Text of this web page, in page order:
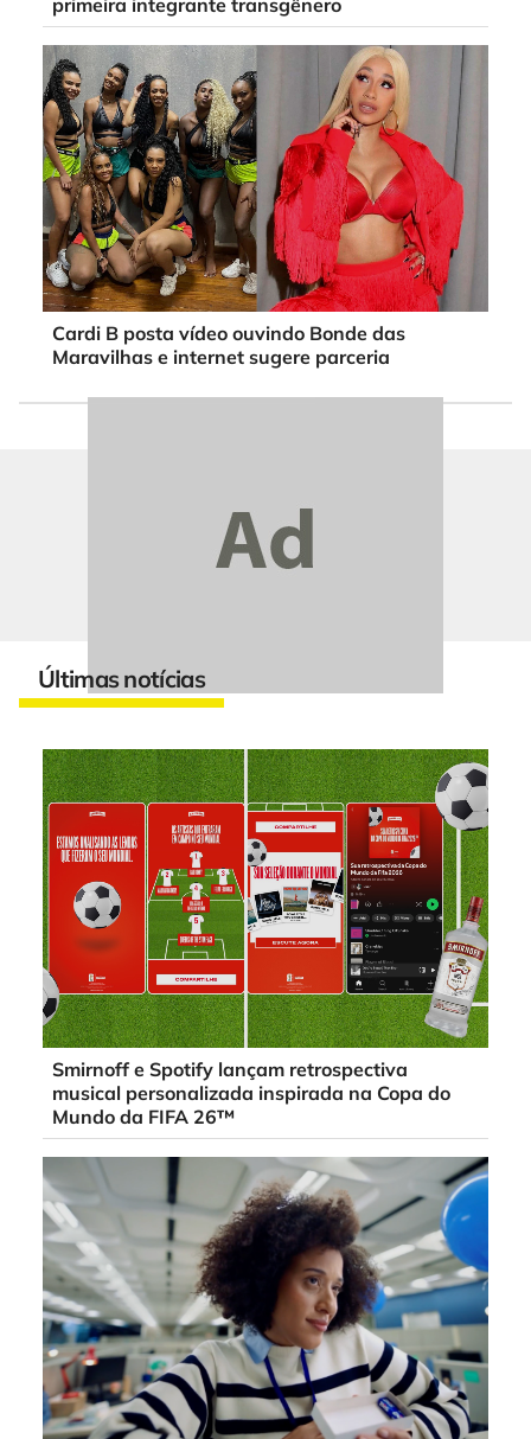
Cardi B posta vídeo ouvindo Bonde das
Maravilhas e internet sugere parceria
Últimas notícias
Smirnoff e Spotify lançam retrospectiva
musical personalizada inspirada na Copa do
Mundo da FIFA 26™